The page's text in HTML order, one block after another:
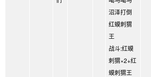
沼泽打倒
红蟆刺猬
王
战斗:红蟆
刺猬×2+红
蟆刺猬王